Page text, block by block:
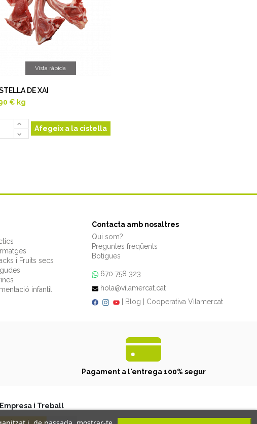
Vista ràpida
DE XAI
Afegeix a la cistella
€ kg
i Fruits secs
infantil
Contacta amb nosaltres
Qui som?
Preguntes freqüents
Botigues
670 758 323
hola@vilamercat.cat
Blog Cooperativa Vilamercat
Pagament a l'entrega 100% segur
i Treball